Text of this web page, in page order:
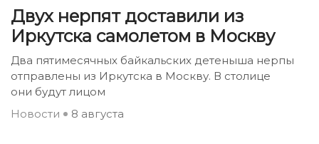
Двух нерпят доставили из
Иркутска самолетом в Москву
Два пятимесячных байкальских детеныша нерпы
отправлены из Иркутска в Москву. В столице
они будут лицом
Новости
8 августа